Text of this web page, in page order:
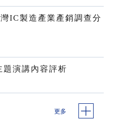
IC製造產業產銷調查分
題演講內容評析
更多